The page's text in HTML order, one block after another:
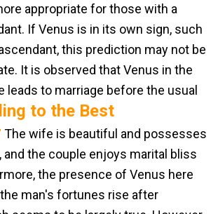
appropriate for those with a
If Venus is in its own sign, such
this prediction may not be
It is observed that Venus in the
leads to marriage before the usual
to the Best
The wife is beautiful and possesses
and the couple enjoys marital bliss
the presence of Venus here
man's fortunes rise after